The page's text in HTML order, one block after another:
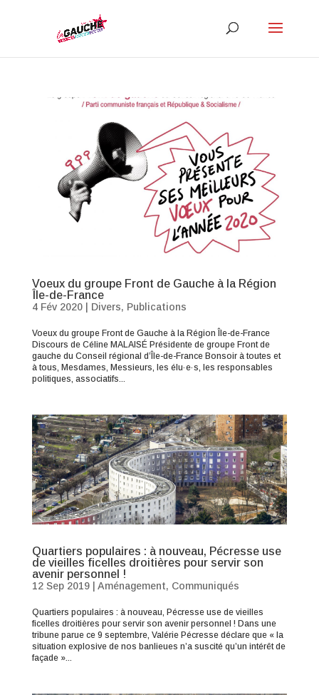
Voeux du groupe Front de Gauche à la Région
Île-de-France
4 Fév 2020| Divers, Publications
Voeux du groupe Front de Gauche à la Région Île-de-France
Discours de Céline MALAISÉ Présidente de groupe Front de
gauche du Conseil régional d’Île-de-France Bonsoir à toutes et
à tous, Mesdames, Messieurs, les élu·e·s, les responsables
politiques, associatifs...
Quartiers populaires : à nouveau, Pécresse use
de vieilles ficelles droitières pour servir son
avenir personnel !
12 Sep 2019| Aménagement, Communiqués
Quartiers populaires : à nouveau, Pécresse use de vieilles
ficelles droitières pour servir son avenir personnel ! Dans une
tribune parue ce 9 septembre, Valérie Pécresse déclare que « la
situation explosive de nos banlieues n’a suscité qu’un intérêt de
façade »...